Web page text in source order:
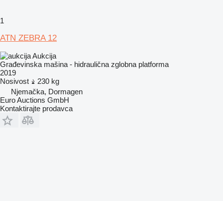
1
ATN ZEBRA 12
Aukcija
Građevinska mašina - hidraulična zglobna platforma
2019
Nosivost
230 kg
Njemačka, Dormagen
Euro Auctions GmbH
Kontaktirajte prodavca